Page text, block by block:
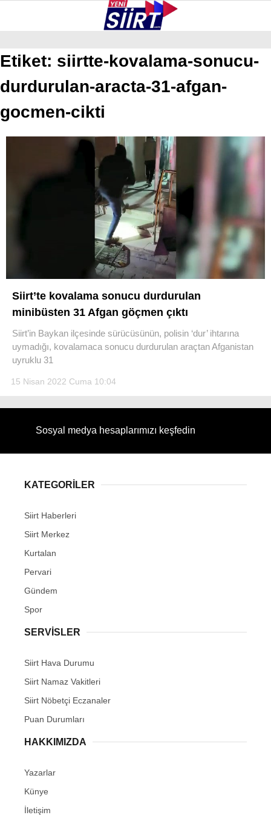
WhatsApp İhbar Hattı
Facebook
GALERİ VİDEO YAZARLAR
PERVARI
NÖBETÇI ECZANELER
Etiket: siirtte-kovalama-sonucu-
durdurulan-aracta-31-afgan-
gocmen-cikti
Siirt’te kovalama sonucu durdurulan
minibüsten 31 Afgan göçmen çıktı
Siirt’in Baykan ilçesinde sürücüsünün, polisin ‘dur’ ihtarına
uymadığı, kovalamaca sonucu durdurulan araçtan Afganistan
uyruklu 31
15 Nisan 2022 Cuma 10:04
Sosyal medya hesaplarımızı keşfedin
KATEGORİLER
Siirt Haberleri
Siirt Merkez
Kurtalan
Pervari
Gündem
Spor
SERVİSLER
Siirt Hava Durumu
Siirt Namaz Vakitleri
Siirt Nöbetçi Eczanaler
Puan Durumları
HAKKIMIZDA
Yazarlar
Künye
İletişim